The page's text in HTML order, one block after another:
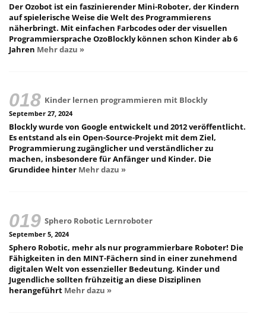
Der Ozobot ist ein faszinierender Mini-Roboter, der Kindern
auf spielerische Weise die Welt des Programmierens
näherbringt. Mit einfachen Farbcodes oder der visuellen
Programmiersprache OzoBlockly können schon Kinder ab 6
Jahren Mehr dazu »
Kinder lernen programmieren mit Blockly
September 27, 2024
Blockly wurde von Google entwickelt und 2012 veröffentlicht.
Es entstand als ein Open-Source-Projekt mit dem Ziel,
Programmierung zugänglicher und verständlicher zu
machen, insbesondere für Anfänger und Kinder. Die
Grundidee hinter Mehr dazu »
Sphero Robotic Lernroboter
September 5, 2024
Sphero Robotic, mehr als nur programmierbare Roboter! Die
Fähigkeiten in den MINT-Fächern sind in einer zunehmend
digitalen Welt von essenzieller Bedeutung. Kinder und
Jugendliche sollten frühzeitig an diese Disziplinen
herangeführt Mehr dazu »